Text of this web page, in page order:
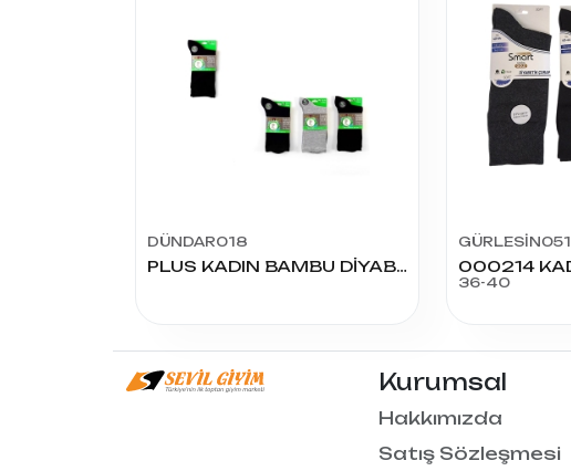
DÜNDAR018
PLUS KADIN BAMBU DİYABETİC SOKET
GÜRLESİN051
36-40
Kurumsal
Hakkımızda
Satış Sözleşmesi